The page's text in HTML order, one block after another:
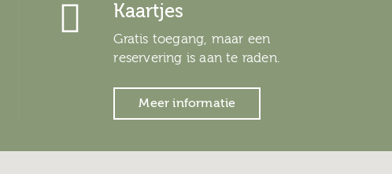
Kaartjes
Gratis toegang, maar een
reservering is aan te raden.
Meer informatie